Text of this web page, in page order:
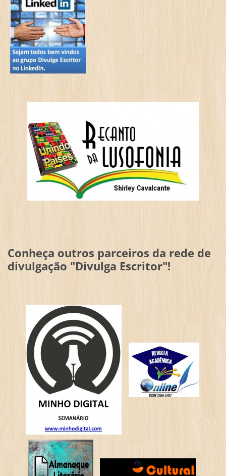
Conheça outros parceiros da rede de
divulgação "Divulga Escritor"!